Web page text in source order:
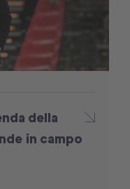
della
in campo